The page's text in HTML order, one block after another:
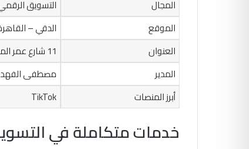
المجال
التسويق
الموقع
الدقي –
العنوان
11 شارع عمر المختار
المدير
مصطفى الفهد
أبرز المنصات
TikTok
خدمات متكاملة في